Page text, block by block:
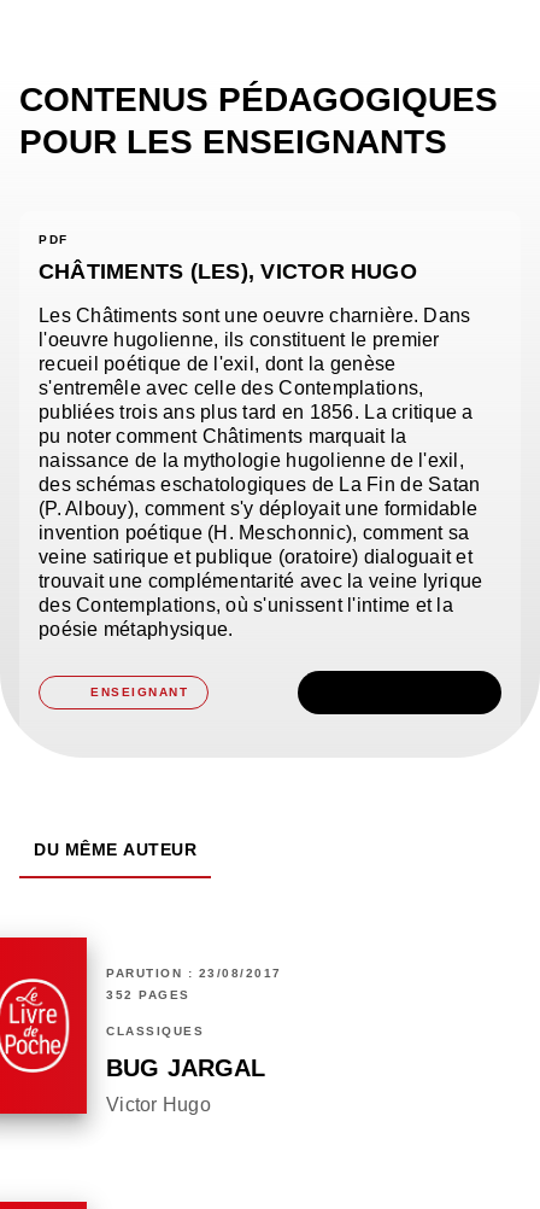
CONTENUS PÉDAGOGIQUES
POUR LES ENSEIGNANTS
PDF
CHÂTIMENTS (LES), VICTOR HUGO
Les Châtiments sont une oeuvre charnière. Dans
l'oeuvre hugolienne, ils constituent le premier
recueil poétique de l'exil, dont la genèse
s'entremêle avec celle des Contemplations,
publiées trois ans plus tard en 1856. La critique a
pu noter comment Châtiments marquait la
naissance de la mythologie hugolienne de l'exil,
des schémas eschatologiques de La Fin de Satan
(P. Albouy), comment s'y déployait une formidable
invention poétique (H. Meschonnic), comment sa
veine satirique et publique (oratoire) dialoguait et
trouvait une complémentarité avec la veine lyrique
des Contemplations, où s'unissent l'intime et la
poésie métaphysique.
ENSEIGNANT
DU MÊME AUTEUR
PARUTION : 23/08/2017
352 PAGES
CLASSIQUES
BUG JARGAL
Victor Hugo